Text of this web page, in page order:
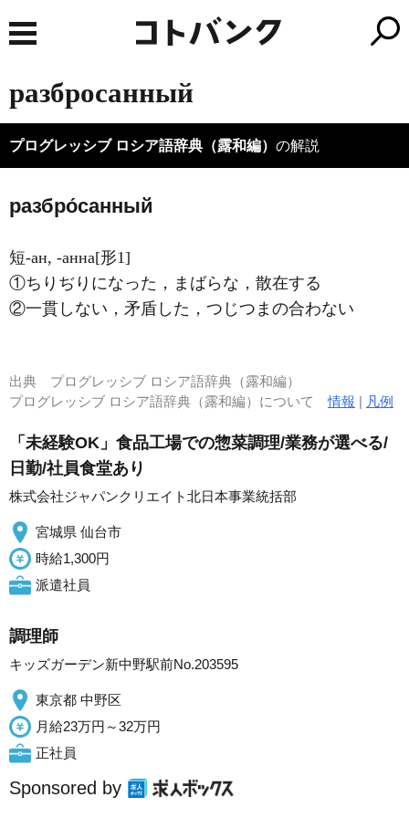
разбросанный
プログレッシブ ロシア語辞典（露和編） の解説
разбро́санный
短-ан, -анна[形1]
①ちりぢりになった，まばらな，散在する
②一貫しない，矛盾した，つじつまの合わない
出典 プログレッシブ ロシア語辞典（露和編）
プログレッシブ ロシア語辞典（露和編）について情報 | 凡例
「未経験OK」食品工場での惣菜調理/業務が選べる/
日勤/社員食堂あり
株式会社ジャパンクリエイト北日本事業統括部
宮城県 仙台市
時給1,300円
派遣社員
調理師
キッズガーデン新中野駅前No.203595
東京都 中野区
月給23万円～32万円
正社員
Sponsored by